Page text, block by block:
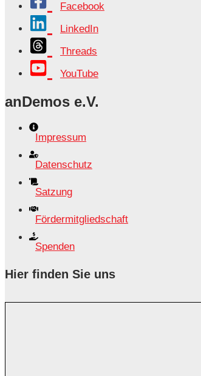
Facebook
LinkedIn
Threads
YouTube
anDemos e.V.
Impressum
Datenschutz
Satzung
Fördermitgliedschaft
Spenden
Hier finden Sie uns